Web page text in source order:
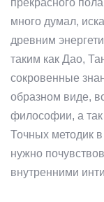
прекрасного
много думал,
древним
таким как Дао,
сокровенные
образном виде,
философии, а
Точных методик
нужно
внутренними